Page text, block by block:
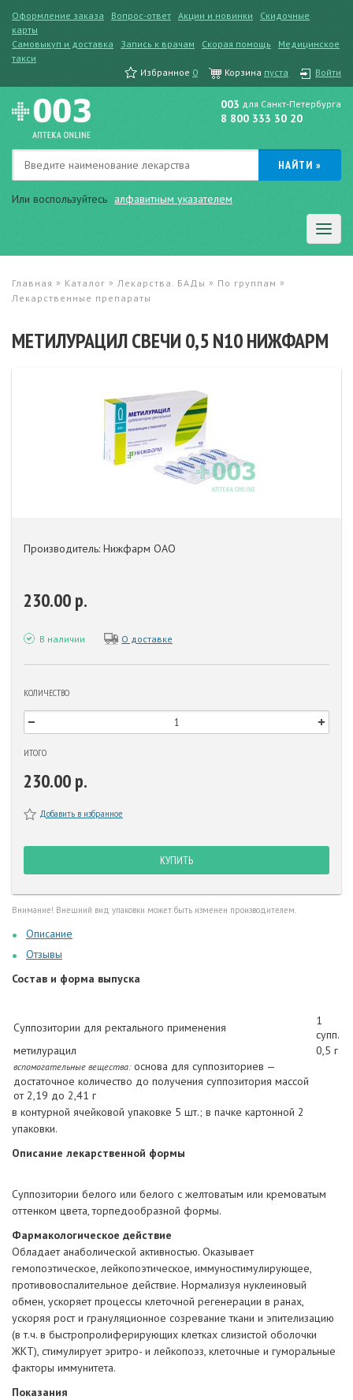
Оформление заказа Вопрос-ответ Акции и новинки
Скидочные
карты
Самовыкуп и доставка
Запись к врачам Скорая помощь
Медицинское
такси
Избранное 0 Корзина пуста Войти
Или воспользуйтесь алфавитным указателем
003 для Санкт-Петербурга
8 800 333 30 20
Главная » Каталог » Лекарства. БАДы » По группам »
Лекарственные препараты
МЕТИЛУРАЦИЛ СВЕЧИ 0,5 N10 НИЖФАРМ
Производитель: Нижфарм ОАО
230.00 р.
В наличии О доставке
КОЛИЧЕСТВО
ИТОГО
230.00 р.
Добавить в избранное
КУПИТЬ
Внимание! Внешний вид упаковки может быть изменен производителем.
Описание
Отзывы
Состав и форма выпуска
Суппозитории для ректального применения
1
супп.
метилурацил
0,5 г
вспомогательные вещества:основа для суппозиториев —
достаточное количество до получения суппозитория массой
от 2,19 до 2,41 г
в контурной ячейковой упаковке 5 шт.; в пачке картонной 2
упаковки.
Описание лекарственной формы
Суппозитории белого или белого с желтоватым или кремоватым
оттенком цвета, торпедообразной формы.
Фармакологическое действие
Обладает анаболической активностью. Оказывает
гемопоэтическое, лейкопоэтическое, иммуностимулирующее,
противовоспалительное действие. Нормализуя нуклеиновый
обмен, ускоряет процессы клеточной регенерации в ранах,
ускоряя рост и грануляционное созревание ткани и эпителизацию
(в т.ч. в быстропролиферирующих клетках слизистой оболочки
ЖКТ), стимулирует эритро- и лейкопоэз, клеточные и гуморальные
факторы иммунитета.
Показания